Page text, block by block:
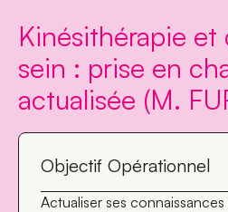
e
n
Kinésithérapie et
sein : prise en
actualisée (M.
Objectif Opérationnel
Actualiser ses